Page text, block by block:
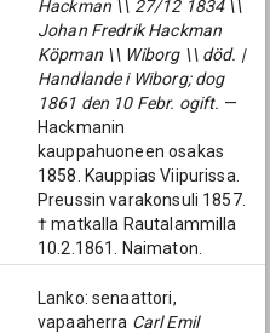
Hackman \\ 27/12 1834 \\
Johan Fredrik Hackman
Köpman \\ Wiborg \\ död. |
Handlande i Wiborg; dog
1861 den 10 Febr. ogift. —
Hackmanin
kauppahuoneen osakas
1858. Kauppias Viipurissa.
Preussin varakonsuli 1857.
† matkalla Rautalammilla
10.2.1861. Naimaton.
Lanko: senaattori,
vapaaherra Carl Emil